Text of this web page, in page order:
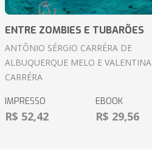
ENTRE ZOMBIES E TUBARÕES
ANTÔNIO SÉRGIO CARRÉRA DE
ALBUQUERQUE MELO E VALENTINA
CARRÉRA
IMPRESSO
R$ 52,42
EBOOK
R$ 29,56